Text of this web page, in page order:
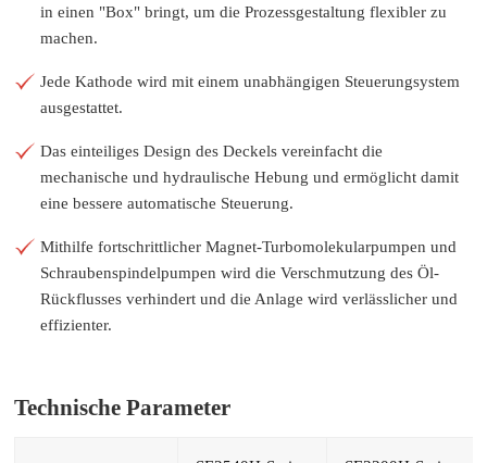
in einen "Box" bringt, um die Prozessgestaltung flexibler zu
machen.
Jede Kathode wird mit einem unabhängigen Steuerungsystem
ausgestattet.
Das einteiliges Design des Deckels vereinfacht die
mechanische und hydraulische Hebung und ermöglicht damit
eine bessere automatische Steuerung.
Mithilfe fortschrittlicher Magnet-Turbomolekularpumpen und
Schraubenspindelpumpen wird die Verschmutzung des Öl-
Rückflusses verhindert und die Anlage wird verlässlicher und
effizienter.
Technische Parameter